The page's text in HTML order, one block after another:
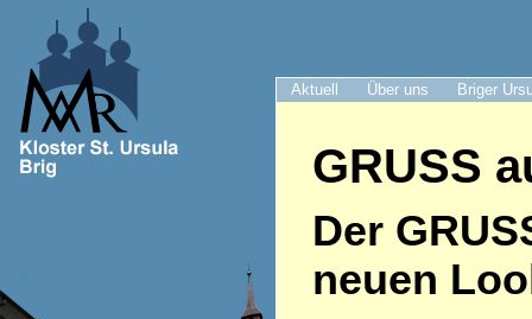
Aktuell Über uns Briger
GRUSS
Der
neuen